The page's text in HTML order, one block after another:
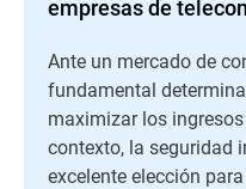
empresas de
Ante un mercado de
fundamental
maximizar los
contexto, la seguridad
excelente elección